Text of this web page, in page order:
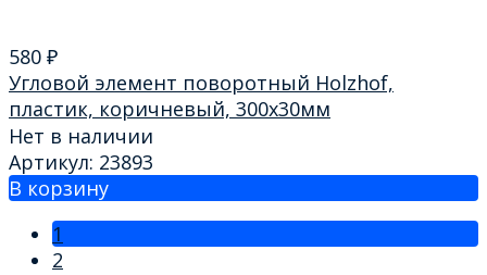
580 ₽
Угловой элемент поворотный Holzhof,
пластик, коричневый, 300х30мм
Нет в наличии
Артикул: 23893
В корзину
1
2